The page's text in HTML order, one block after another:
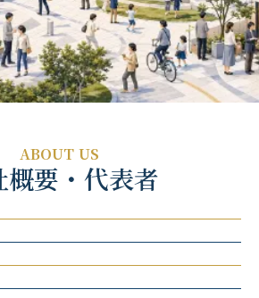
ABOUT US
概要・代表者